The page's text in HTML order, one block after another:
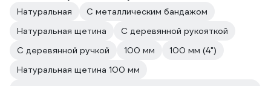
Натуральная
С металлическим бандажом
Натуральная щетина
С деревянной рукояткой
С деревянной ручкой
100 мм
100 мм (4")
Натуральная щетина 100 мм